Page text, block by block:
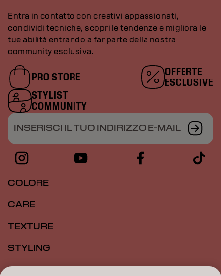
Entra in contatto con creativi appassionati,
condividi tecniche, scopri le tendenze e migliora le
tue abilità entrando a far parte della nostra
community esclusiva.
PRO STORE
OFFERTE
ESCLUSIVE
STYLIST
COMMUNITY
INSERISCI IL TUO INDIRIZZO E-MAIL
COLORE
CARE
TEXTURE
STYLING
ISPIRAZIONE